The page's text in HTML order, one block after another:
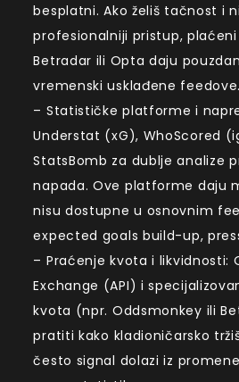
besplatni. Ako želiš tačnost i
profesionalniji pristup,
Betradar ili Opta daju
vremenski usklađene feedove.
– Statističke platforme i
Understat (xG), WhoScored
StatsBomb za dublje analize
napada. Ove platforme daju
nisu dostupne u osnovnim
expected goals build-up,
– Praćenje kvota i likvidnosti:
Exchange (API) i
kvota (npr. Oddsmonkey ili
pratiti kako kladioničarsko
često signal dolazi iz